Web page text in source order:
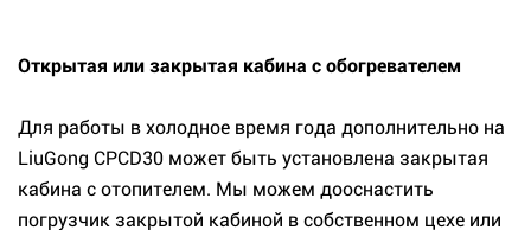
Открытая или закрытая кабина с обогревателем
Для работы в холодное время года дополнительно на
LiuGong CPCD30 может быть установлена закрытая
кабина с отопителем. Мы можем дооснастить
погрузчик закрытой кабиной в собственном цехе или